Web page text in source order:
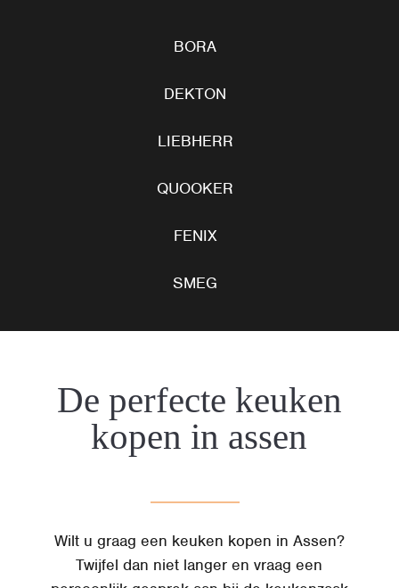
BORA
DEKTON
LIEBHERR
QUOOKER
FENIX
SMEG
De perfecte keuken
kopen in assen
Wilt u graag een keuken kopen in Assen?
Twijfel dan niet langer en vraag een